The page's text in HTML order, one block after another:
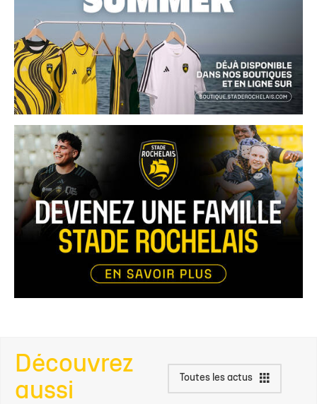
Découvrez
aussi
Toutes les actus